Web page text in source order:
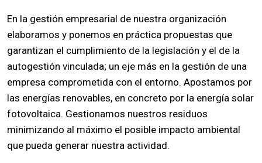
En la gestión empresarial de nuestra organización
elaboramos y ponemos en práctica propuestas que
garantizan el cumplimiento de la legislación y el de la
autogestión vinculada; un eje más en la gestión de una
empresa comprometida con el entorno. Apostamos por
las energías renovables, en concreto por la energía solar
fotovoltaica. Gestionamos nuestros residuos
minimizando al máximo el posible impacto ambiental
que pueda generar nuestra actividad.